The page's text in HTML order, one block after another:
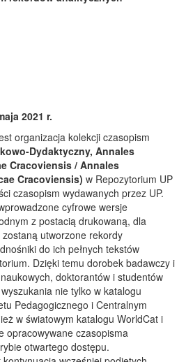
2021 r.
organizacja kolekcji czasopism
Dydaktyczny, Annales
Cracoviensis / Annales
Cracoviensis) w Repozytorium UP
czasopism wydawanych przez UP.
cyfrowe wersje
z postacią drukowaną, dla
utworzone rekordy
do ich pełnych tekstów
Dzięki temu dorobek badawczy i
doktorantów i studentów
nie tylko w katalogu
Pedagogicznego i Centralnym
w światowym katalogu WorldCat i
opracowywane czasopisma
otwartego dostępu.